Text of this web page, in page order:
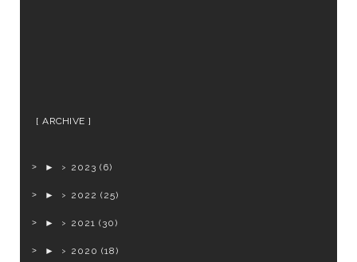
ARCHIVE
► 2023 (6)
► 2022 (25)
► 2021 (30)
► 2020 (18)